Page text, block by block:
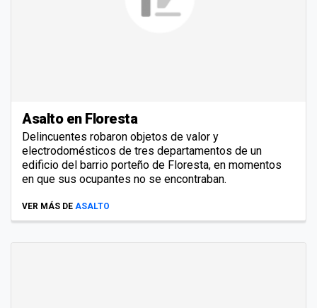
Asalto en Floresta
Delincuentes robaron objetos de valor y
electrodomésticos de tres departamentos de un
edificio del barrio porteño de Floresta, en momentos
en que sus ocupantes no se encontraban.
VER MÁS DE ASALTO